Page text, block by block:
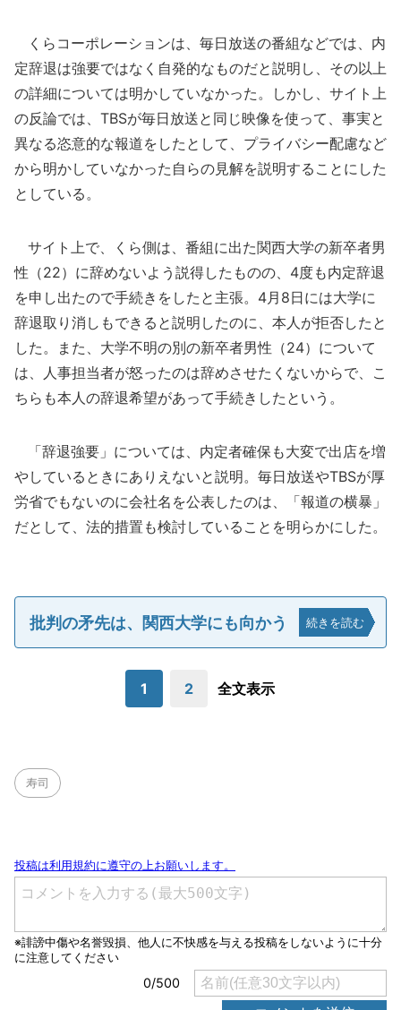
くらコーポレーションは、毎日放送の番組などでは、内
定辞退は強要ではなく自発的なものだと説明し、その以上
の詳細については明かしていなかった。しかし、サイト上
の反論では、TBSが毎日放送と同じ映像を使って、事実と
異なる恣意的な報道をしたとして、プライバシー配慮など
から明かしていなかった自らの見解を説明することにした
としている。
サイト上で、くら側は、番組に出た関西大学の新卒者男
性（22）に辞めないよう説得したものの、4度も内定辞退
を申し出たので手続きをしたと主張。4月8日には大学に
辞退取り消しもできると説明したのに、本人が拒否したと
した。また、大学不明の別の新卒者男性（24）について
は、人事担当者が怒ったのは辞めさせたくないからで、こ
ちらも本人の辞退希望があって手続きしたという。
「辞退強要」については、内定者確保も大変で出店を増
やしているときにありえないと説明。毎日放送やTBSが厚
労省でもないのに会社名を公表したのは、「報道の横暴」
だとして、法的措置も検討していることを明らかにした。
批判の矛先は、関西大学にも向かう 続きを読む
1 2 全文表示
寿司